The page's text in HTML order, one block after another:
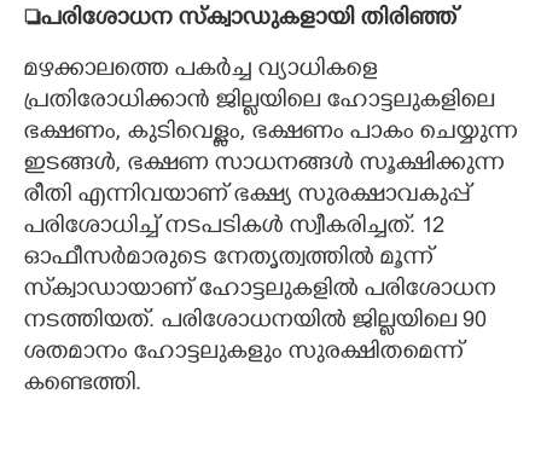
പരിശോധന സ്ക്വാഡുകളായി തിരിഞ്ഞ്
മഴക്കാലത്തെ പകർച്ച വ്യാധികളെ
പ്രതിരോധിക്കാൻ ജില്ലയിലെ ഹോട്ടലുകളിലെ
ഭക്ഷണം, കുടിവെള്ളം, ഭക്ഷണം പാകം ചെയ്യുന്ന
ഇടങ്ങൾ, ഭക്ഷണ സാധനങ്ങൾ സൂക്ഷിക്കുന്ന
രീതി എന്നിവയാണ് ഭക്ഷ്യ സുരക്ഷാവകുപ്പ്
പരിശോധിച്ച് നടപടികൾ സ്വീകരിച്ചത്. 12
ഓഫീസർമാരുടെ നേതൃത്വത്തിൽ മൂന്ന്
സ്‌ക്വാഡായാണ് ഹോട്ടലുകളിൽ പരിശോധന
നടത്തിയത്. പരിശോധനയിൽ ജില്ലയിലെ 90
ശതമാനം ഹോട്ടലുകളും സുരക്ഷിതമെന്ന്
കണ്ടെത്തി.